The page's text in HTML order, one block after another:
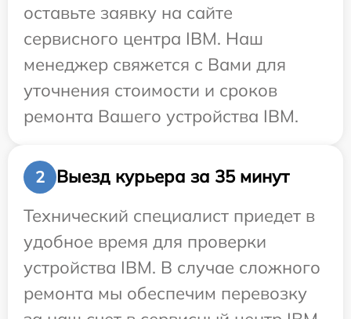
оставьте заявку на сайте
сервисного центра IBM. Наш
менеджер свяжется с Вами для
уточнения стоимости и сроков
ремонта Вашего устройства IBM.
2
Выезд курьера за 35 минут
Технический специалист приедет в
удобное время для проверки
устройства IBM. В случае сложного
ремонта мы обеспечим перевозку